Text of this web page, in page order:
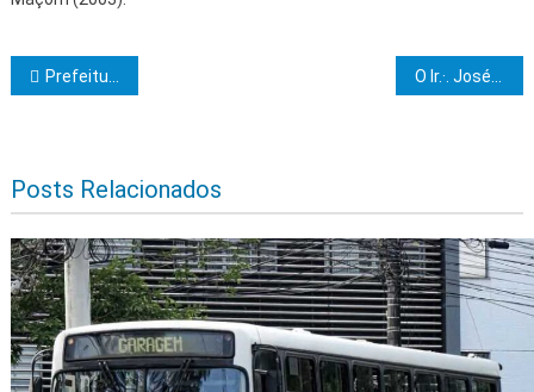
Navegação de Post
Prefeitura de Ibicaraí realiza 8ª Conferência Municipal da Assistência Social
Posts Relacionados